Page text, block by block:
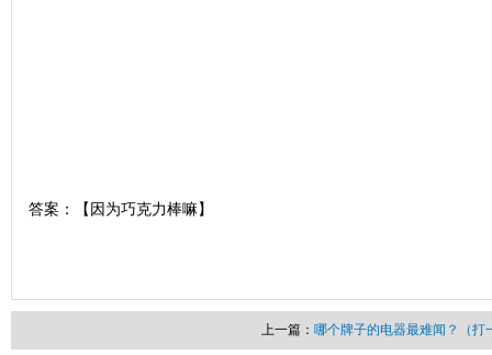
答案：【因为巧克力棒嘛】
上一篇： 哪个牌子的电器最难闻？（打